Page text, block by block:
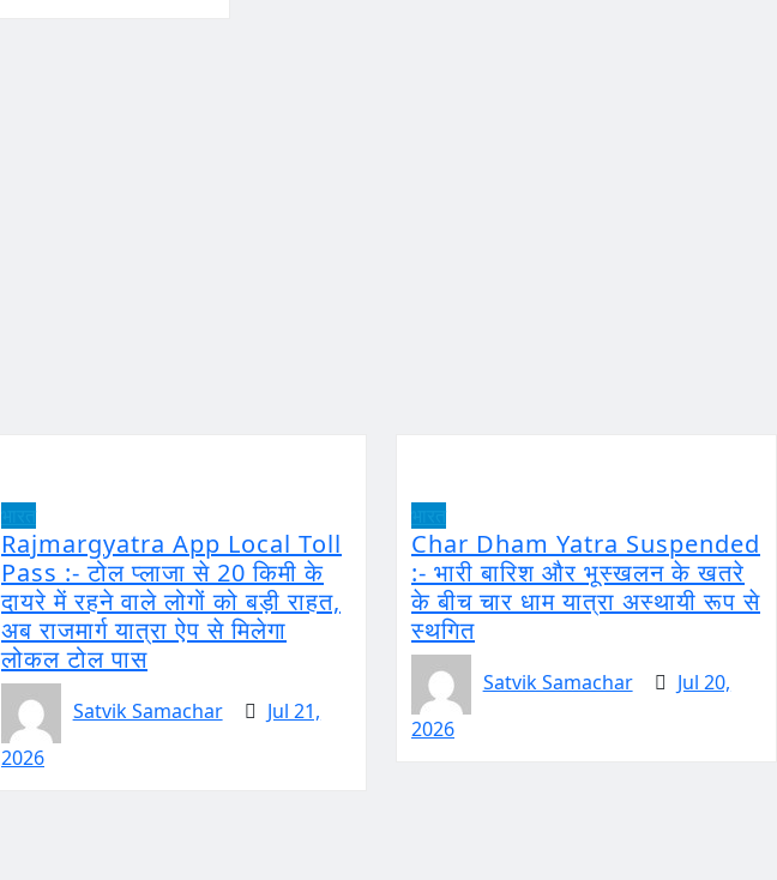
Rajmargyatra App Local Toll
Pass :- टोल प्लाजा से 20 किमी के
दायरे में रहने वाले लोगों को बड़ी राहत,
अब राजमार्ग यात्रा ऐप से मिलेगा
लोकल टोल पास
Satvik Samachar
Jul 21,
2026
Char Dham Yatra Suspended
:- भारी बारिश और भूस्खलन के खतरे
के बीच चार धाम यात्रा अस्थायी रूप से
स्थगित
Satvik Samachar
Jul 20,
2026